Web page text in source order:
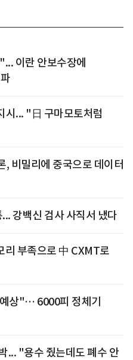
이란 안보수장에
시... "日 구마모토처럼
, 비밀리에 중국으로 데이터
강백신 검사 사직서 냈다
리 부족으로 中 CXMT로
상"… 6000피 정체기
... "용수 줬는데도 폐수 안